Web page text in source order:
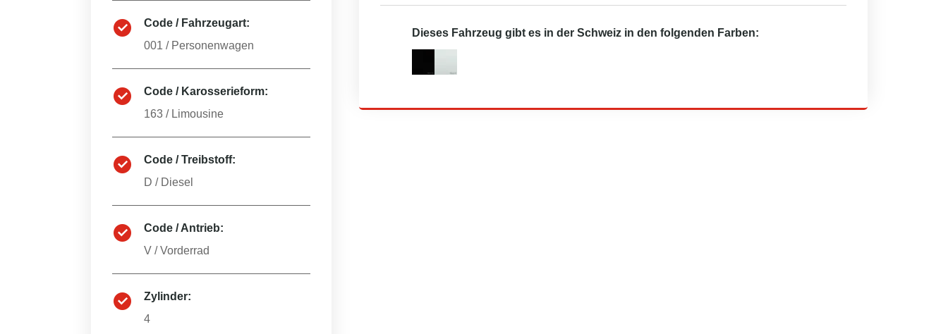
Code / Fahrzeugart:
001 / Personenwagen
Code / Karosserieform:
163 / Limousine
Code / Treibstoff:
D / Diesel
Code / Antrieb:
V /Vorderrad
Zylinder:
4
Dieses Fahrzeug gibt es in der Schweiz in den folgenden Farben: